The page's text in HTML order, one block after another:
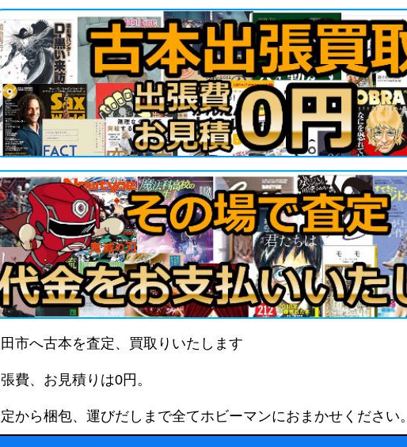
市へ古本を査定、買取りいたします
費、お見積りは0円。
から梱包、運びだしまで全てホビーマンにおまかせください。